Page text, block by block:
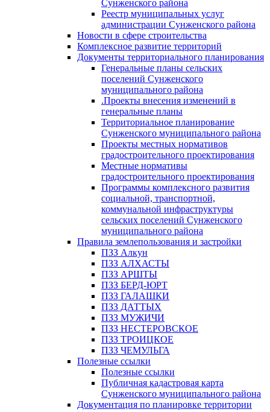
Сунженского района
Реестр муниципальных услуг
администрации Сунженского района
Новости в сфере строительства
Комплексное развитие территорий
Документы территориального планирования
Генеральные планы сельских
поселений Сунженского
муниципального района
.Проекты внесения изменений в
генеральные планы
Территориальное планирование
Сунженского муниципального района
Проекты местных нормативов
градостроительного проектирования
Местные нормативы
градостроительного проектирования
Программы комплексного развития
социальной, транспортной,
коммунальной инфраструктуры
сельских поселений Сунженского
муниципального района
Правила землепользования и застройки
ПЗЗ Алкун
ПЗЗ АЛХАСТЫ
ПЗЗ АРШТЫ
ПЗЗ БЕРД-ЮРТ
ПЗЗ ГАЛАШКИ
ПЗЗ ДАТТЫХ
ПЗЗ МУЖИЧИ
ПЗЗ НЕСТЕРОВСКОЕ
ПЗЗ ТРОИЦКОЕ
ПЗЗ ЧЕМУЛЬГА
Полезные ссылки
Полезные ссылки
Публичная кадастровая карта
Сунженского муниципального района
Документация по планировке территории